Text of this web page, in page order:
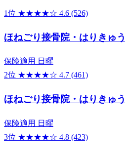
1位 ★★★★☆ 4.6 (526)
ほねごり接骨院・はりきゅ
保険適用 日曜
2位 ★★★★☆ 4.7 (461)
ほねごり接骨院・はりきゅ
保険適用 日曜
3位 ★★★★☆ 4.8 (423)